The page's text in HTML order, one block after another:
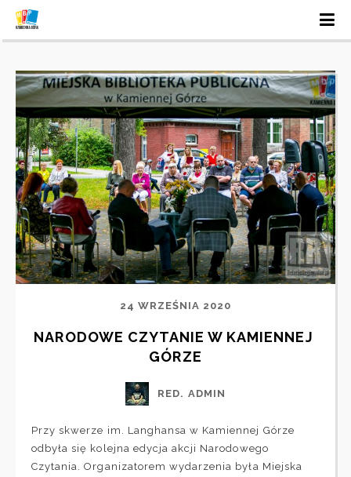
24 WRZEŚNIA 2020
NARODOWE CZYTANIE W KAMIENNEJ
GÓRZE
RED. ADMIN
Przy skwerze im. Langhansa w Kamiennej Górze
odbyła się kolejna edycja akcji Narodowego
Czytania. Organizatorem wydarzenia była Miejska